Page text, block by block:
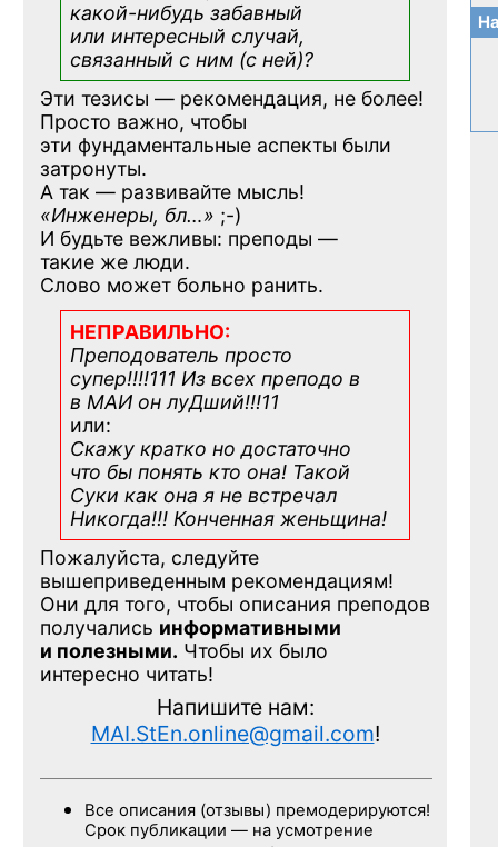
какой-нибудь забавный
или интересный случай,
связанный с ним (с ней)?
Эти тезисы — рекомендация, не более!
Просто важно, чтобы
эти фундаментальные аспекты были
затронуты.
А так — развивайте мысль!
«Инженеры, бл…» ;-)
И будьте вежливы: преподы —
такие же люди.
Слово может больно ранить.
НЕПРАВИЛЬНО:
Преподователь просто
супер!!!!111 Из всех преподо в
в МАИ он луДший!!!11
или:
Скажу кратко но достаточно
что бы понять кто она! Такой
Суки как она я не встречал
Никогда!!! Конченная женьщина!
Пожалуйста, следуйте
вышеприведенным рекомендациям!
Они для того, чтобы описания преподов
получались информативными
и полезными. Чтобы их было
интересно читать!
Напишите нам:
MAI.StEn.online@gmail.com!
Все описания (отзывы) премодерируются!
Срок публикации — на усмотрение